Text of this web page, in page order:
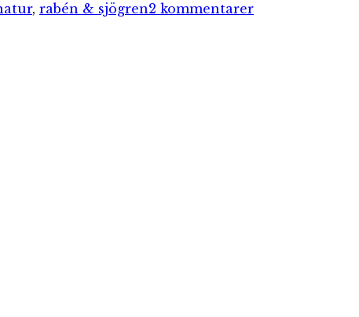
, rabén & sjögren2 kommentarerfåglar